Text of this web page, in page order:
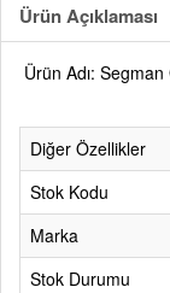
Ürün Açıklaması
Ürün Adı:
Diğer Özellikler
Stok Kodu
Marka
Stok Durumu